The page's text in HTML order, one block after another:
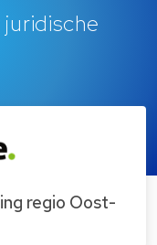
regio Oost-